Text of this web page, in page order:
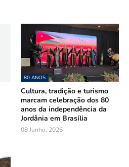
80 ANOS
Cultura, tradição e turismo
marcam celebração dos 80
anos da independência da
Jordânia em Brasília
08 Junho, 2026